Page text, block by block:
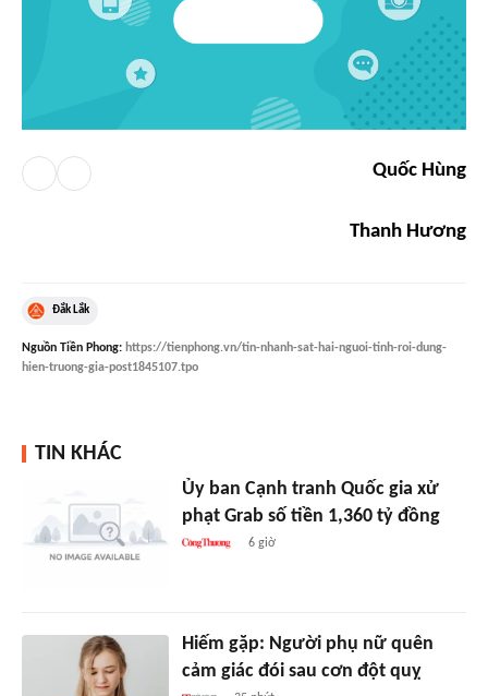
Quốc Hùng
Thanh Hương
Đắk Lắk
Nguồn Tiền Phong: https://tienphong.vn/tin-nhanh-sat-hai-nguoi-tinh-roi-dung-
hien-truong-gia-post1845107.tpo
TIN KHÁC
Ủy ban Cạnh tranh Quốc gia xử
phạt Grab số tiền 1,360 tỷ đồng
6 giờ
Hiếm gặp: Người phụ nữ quên
cảm giác đói sau cơn đột quỵ